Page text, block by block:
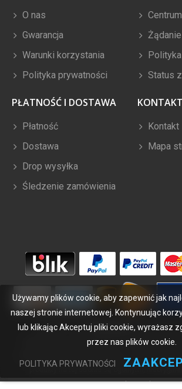
O nas
Gwarancja
Warunki korzystania
Polityka prywatności
Status
PŁATNOŚĆ I DOSTAWA
Płatność
Dostawa
Drop wysyłka
Śledzenie zamówienia
KONTAKT
Kontakt
Mapa
Copyright ©2026 bateriabuy.pl. Wszelkie
Wyznaczone znaki handlowe i marki są
BateriaBuy.pl nie jest powiązany z żadnymi
produkty na tej stronie są ogólnymi,
zamiennymi.
Używamy plików cookie, aby zapewnić jak
naszej stronie internetowej. Kontynuując
lub klikając Akceptuj pliki cookie, wyrażasz
przez nas plików cookie.
POLITYKA PRYWATNOŚCI